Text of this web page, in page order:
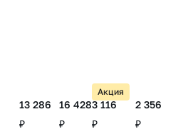
13 286
₽
16 428
₽
Акция
3 116
₽
2 356
₽